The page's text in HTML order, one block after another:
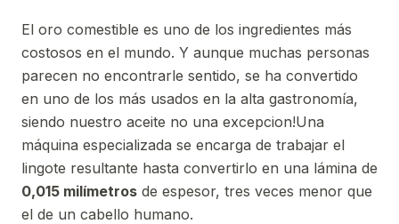
El oro comestible es uno de los ingredientes más
costosos en el mundo. Y aunque muchas personas
parecen no encontrarle sentido, se ha convertido
en uno de los más usados en la alta gastronomía,
siendo nuestro aceite no una excepcion!Una
máquina especializada se encarga de trabajar el
lingote resultante hasta convertirlo en una lámina de
0,015 milímetros de espesor, tres veces menor que
el de un cabello humano.